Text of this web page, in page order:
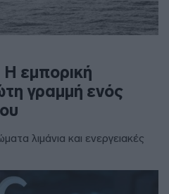
εμπορική
γραμμή ενός
λιμάνια και ενεργειακές